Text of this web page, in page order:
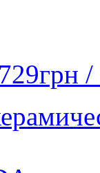
грн /